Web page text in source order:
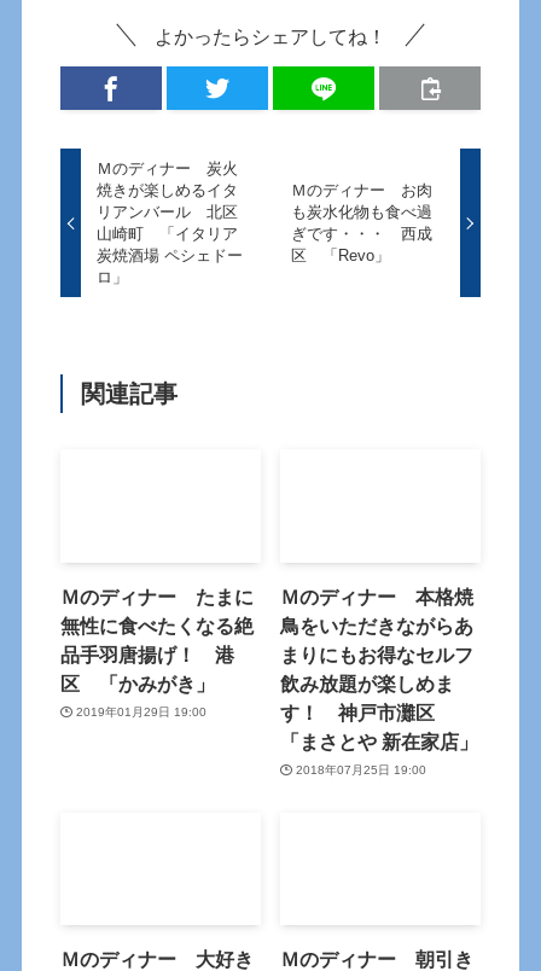
よかったらシェアしてね！
Ｍのディナー 炭火
焼きが楽しめるイタ
リアンバール 北区
山崎町 「イタリア
炭焼酒場 ペシェドー
ロ」
Ｍのディナー お肉
も炭水化物も食べ過
ぎです・・・ 西成
区 「Revo」
関連記事
Ｍのディナー たまに
無性に食べたくなる絶
品手羽唐揚げ！ 港
区 「かみがき」
2019年01月29日 19:00
Ｍのディナー 本格焼
鳥をいただきながらあ
まりにもお得なセルフ
飲み放題が楽しめま
す！ 神戸市灘区
「まさとや 新在家店」
2018年07月25日 19:00
Ｍのディナー 大好き
Ｍのディナー 朝引き